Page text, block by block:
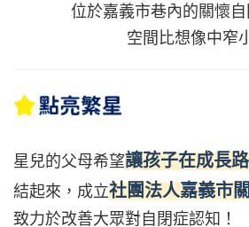
位於嘉義市巷內的關懷自
空間比想像中窄
星兒的父母希望讓孩子在成長
結起來，成立社團法人嘉義市
致力於改善大眾對自閉症認知！